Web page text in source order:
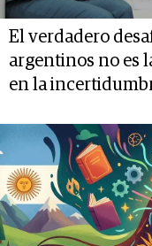
El verdadero
argentinos no es
en la